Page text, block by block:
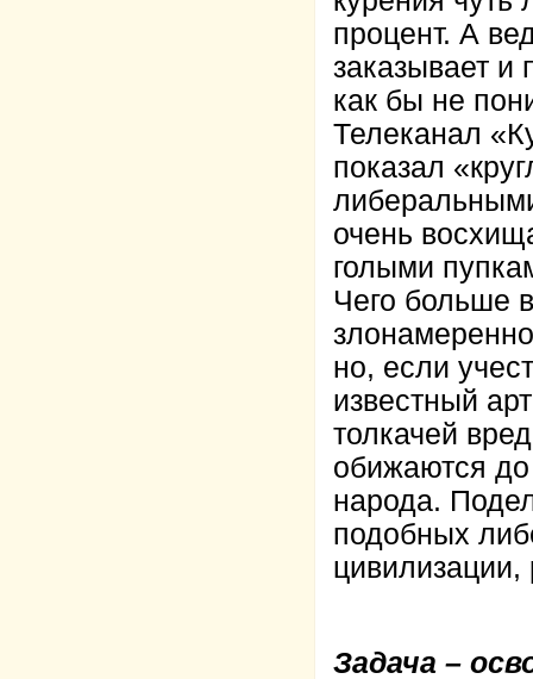
процент. А
заказывает
как бы не
Телеканал
показал
очень
голыми
Чего больше
но, если
известный
толкачей
обижаются
народа.
подобных
цивилизации,
Задача –